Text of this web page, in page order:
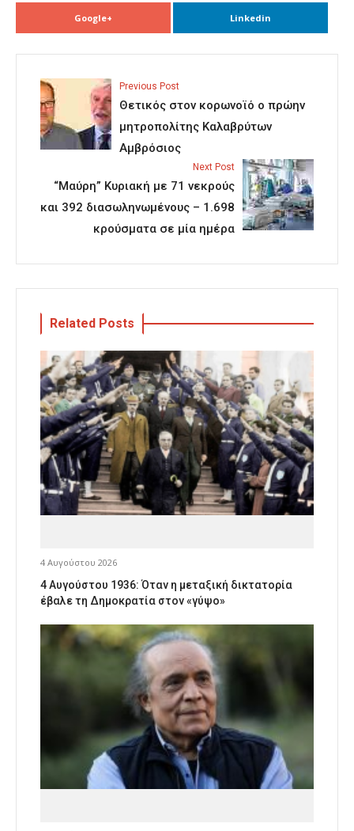
Google+ Linkedin
Previous Post
Θετικός στον κορωνοϊό ο πρώην
μητροπολίτης Καλαβρύτων
Αμβρόσιος
Next Post
“Μαύρη” Κυριακή με 71 νεκρούς
και 392 διασωληνωμένους – 1.698
κρούσματα σε μία ημέρα
Related Posts
4 Αυγούστου 2026
4 Αυγούστου 1936: Όταν η μεταξική δικτατορία
έβαλε τη Δημοκρατία στον «γύψο»